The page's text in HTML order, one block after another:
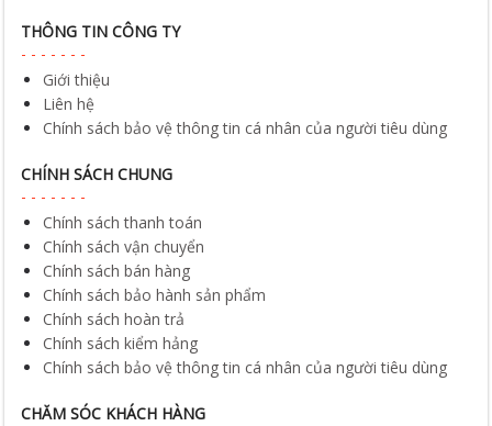
THÔNG TIN CÔNG TY
Giới thiệu
Liên hệ
Chính sách bảo vệ thông tin cá nhân của người tiêu dùng
CHÍNH SÁCH CHUNG
Chính sách thanh toán
Chính sách vận chuyển
Chính sách bán hàng
Chính sách bảo hành sản phẩm
Chính sách hoàn trả
Chính sách kiểm hảng
Chính sách bảo vệ thông tin cá nhân của người tiêu dùng
CHĂM SÓC KHÁCH HÀNG